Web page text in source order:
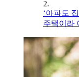
2.
‘아파도
주택이라